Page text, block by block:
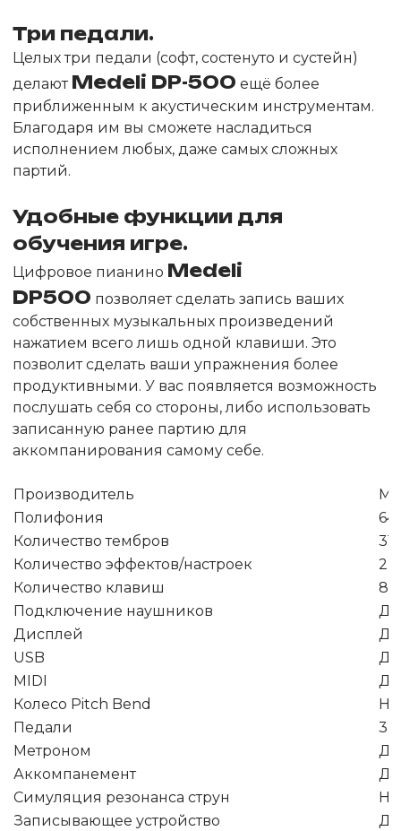
Три педали.
Целых три педали (софт, состенуто и сустейн)
делают Medeli DP-500 ещё более
приближенным к акустическим инструментам.
Благодаря им вы сможете насладиться
исполнением любых, даже самых сложных
партий.
Удобные функции для
обучения игре.
Цифровое пианино Medeli
DP500 позволяет сделать запись ваших
собственных музыкальных произведений
нажатием всего лишь одной клавиши. Это
позволит сделать ваши упражнения более
продуктивными. У вас появляется возможность
послушать себя со стороны, либо использовать
записанную ранее партию для
аккомпанирования самому себе.
Производитель
Полифония
64
Количество тембров
Количество эффектов/настроек
2
Количество клавиш
88
Подключение наушников
Да
Дисплей
Да
USB
Да
MIDI
Да
Колесо Pitch Bend
Педали
3
Метроном
Да
Аккомпанемент
Да
Симуляция резонанса струн
Записывающее устройство
Да